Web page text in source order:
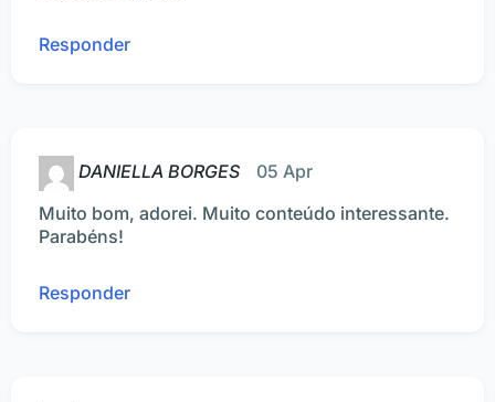
Responder
DANIELLA BORGES
05 Apr
Muito bom, adorei. Muito conteúdo interessante.
Parabéns!
Responder